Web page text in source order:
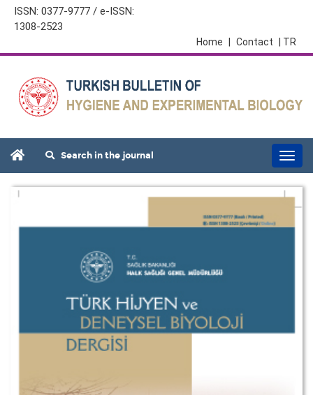
ISSN: 0377-9777 / e-ISSN:
1308-2523
| TR
Contact
Home
Search in the journal